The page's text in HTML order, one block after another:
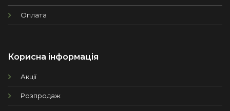
Оплата
Корисна інформація
Акції
Розпродаж